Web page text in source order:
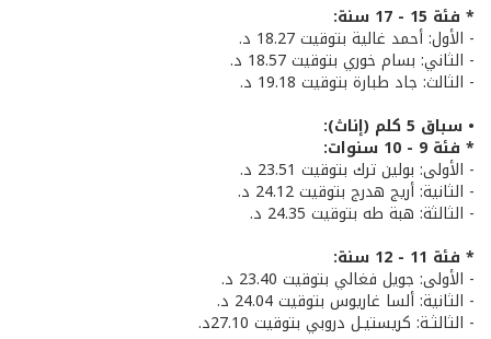
* فئة 15 - 17 سنة:
- الأول: أحمد غالية بتوقيت 18.27 د.
- الثاني: بسام خوري بتوقيت 18.57 د.
- الثالث: جاد طبارة بتوقيت 19.18 د.
• سباق 5 كلم (إناث):
* فئة 9 - 10 سنوات:
- الأولى: بولين ترك بتوقيت 23.51 د.
- الثانية: أريج هدرج بتوقيت 24.12 د.
- الثالثة: هبة طه بتوقيت 24.35 د.
* فئة 11 - 12 سنة:
- الأولى: جويل فغالي بتوقيت 23.40 د.
- الثانية: ألسا غاريوس بتوقيت 24.04 د.
- الثالثـة: كريستيـل دروبي بتوقيت 27.10د.